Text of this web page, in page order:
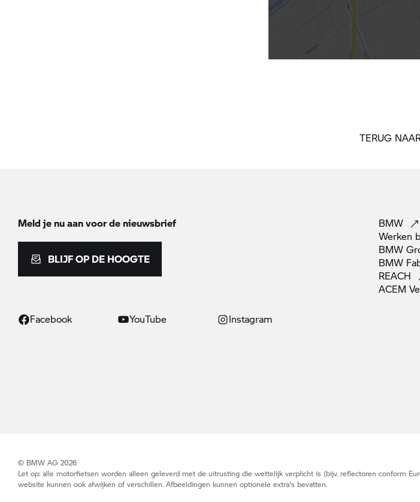
TERUG
Meld je nu aan voor de nieuwsbrief
BLIJF OP DE HOOGTE
Facebook YouTube Instagram
BMW
Werken
BMW
BMW
REACH
ACEM
© BMW AG 2026
Let op: alle motorfietsen worden alleen geleverd met de uitrusting die wettelijk verplicht is (bijv. reflectoren conform
website kunnen ook afwijken of verschillen. Afbeeldingen kunnen optionele extra's bevatten.